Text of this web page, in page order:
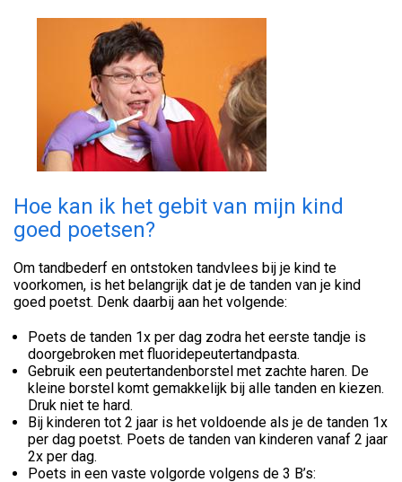
Hoe kan ik het gebit van mijn kind
goed poetsen?
Om tandbederf en ontstoken tandvlees bij je kind te
voorkomen, is het belangrijk dat je de tanden van je kind
goed poetst. Denk daarbij aan het volgende:
Poets de tanden 1x per dag zodra het eerste tandje is
doorgebroken met fluoridepeutertandpasta.
Gebruik een peutertandenborstel met zachte haren. De
kleine borstel komt gemakkelijk bij alle tanden en kiezen.
Druk niet te hard.
Bij kinderen tot 2 jaar is het voldoende als je de tanden 1x
per dag poetst. Poets de tanden van kinderen vanaf 2 jaar
2x per dag.
Poets in een vaste volgorde volgens de 3 B’s: